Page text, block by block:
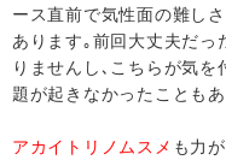
ース直前で気性面の難し
あります｡前回大丈夫だっ
りませんし､こちらが気
題が起きなかったことも
アカイトリノムスメ も力